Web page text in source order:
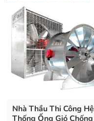
Nhà Thầu Thi Công Hệ
Thống Ống Gió Chống